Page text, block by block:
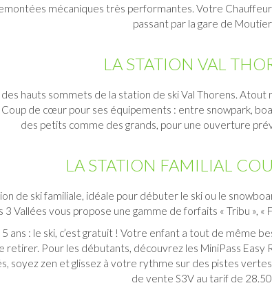
mécaniques très performantes. Votre Chauffeur
passant par la gare de
LA STATION VAL
des hauts sommets de la station de ski Val Thorens. Atout
de cœur pour ses équipements : entre snowpark,
des petits comme des grands, pour une ouverture
LA STATION FAMILIAL
de ski familiale, idéale pour débuter le ski ou le
3 Vallées vous propose une gamme de forfaits « Tribu », «
ans : le ski, c’est gratuit ! Votre enfant a tout de même
retirer. Pour les débutants, découvrez les MiniPass Easy
soyez zen et glissez à votre rythme sur des pistes
de vente S3V au tarif de